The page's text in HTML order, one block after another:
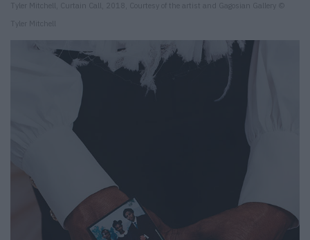
Tyler Mitchell, Curtain Call, 2018, Courtesy of the artist and Gagosian Gallery ©
Tyler Mitchell